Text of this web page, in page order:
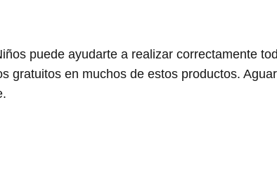
puede ayudarte a realizar correctamente
gratuitos en muchos de estos productos.